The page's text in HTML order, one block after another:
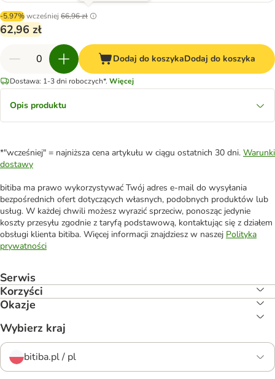
-5.97%wcześniej 66,96 zł
62,96 zł
Dodaj do koszykaDodaj do koszyka
Dostawa: 1-3 dni roboczych*. Więcej
Opis produktu
*"wcześniej" = najniższa cena artykułu w ciągu ostatnich 30 dni. Warunki
dostawy
bitiba ma prawo wykorzystywać Twój adres e-mail do wysyłania
bezpośrednich ofert dotyczących własnych, podobnych produktów lub
usług. W każdej chwili możesz wyrazić sprzeciw, ponosząc jedynie
koszty przesyłu zgodnie z taryfą podstawową, kontaktując się z działem
obsługi klienta bitiba. Więcej informacji znajdziesz w naszej Polityka
prywatności
Serwis
Korzyści
Okazje
Wybierz kraj
bitiba.pl / pl